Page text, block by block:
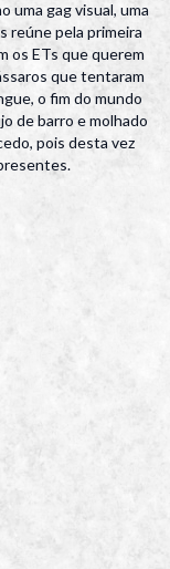
uma gag visual, uma
reúne pela primeira
os ETs que querem
que tentaram
o fim do mundo
de barro e molhado
pois desta vez